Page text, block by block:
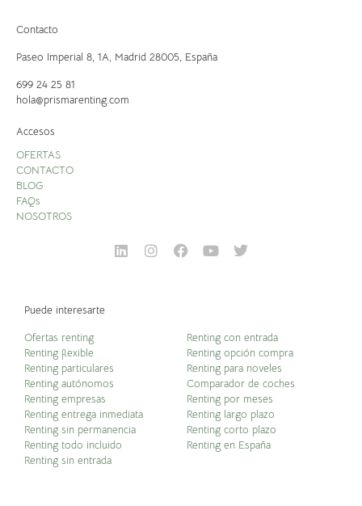
Contacto
Paseo Imperial 8, 1A, Madrid 28005, España
699 24 25 81
hola@prismarenting.com
Accesos
OFERTAS
CONTACTO
BLOG
FAQs
NOSOTROS
Puede interesarte
Ofertas renting
Renting flexible
Renting particulares
Renting autónomos
Renting empresas
Renting entrega inmediata
Renting sin permanencia
Renting todo incluido
Renting sin entrada
Renting con entrada
Renting opción compra
Renting para noveles
Comparador de coches
Renting por meses
Renting largo plazo
Renting corto plazo
Renting en España